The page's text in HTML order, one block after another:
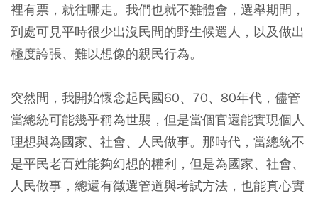
裡有票，就往哪走。我們也就不難體會，選舉期間，
到處可見平時很少出沒民間的野生候選人，以及做出
極度誇張、難以想像的親民行為。
突然間，我開始懷念起民國60、70、80年代，儘管
當總統可能幾乎稱為世襲，但是當個官還能實現個人
理想與為國家、社會、人民做事。那時代，當總統不
是平民老百姓能夠幻想的權利，但是為國家、社會、
人民做事，總還有徵選管道與考試方法，也能真心實